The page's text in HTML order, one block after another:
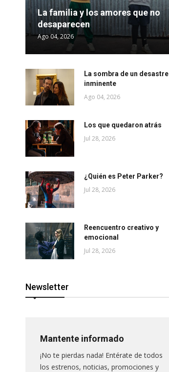
La familia y los amores que no
desaparecen
Ago 04, 2026
La sombra de un desastre
inminente
Ago 04, 2026
Los que quedaron atrás
Jul 28, 2026
¿Quién es Peter Parker?
Jul 28, 2026
Reencuentro creativo y
emocional
Jul 28, 2026
Newsletter
Mantente informado
¡No te pierdas nada! Entérate de todos
los estrenos, noticias, promociones y